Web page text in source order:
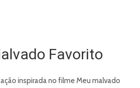
Favorito
inspirada no filme Meu malvado